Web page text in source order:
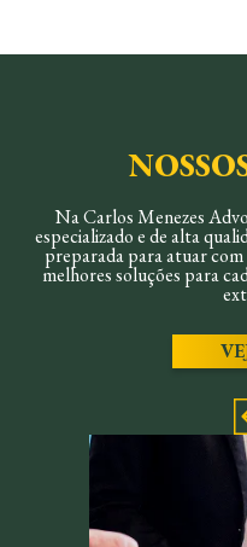
Na Carlos Menezes
especializado e de alta
preparada para atuar com
melhores soluções para